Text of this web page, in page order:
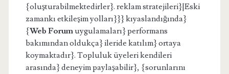
{oluşturabilmektedirler}. reklam stratejileri}|Eski
zamankı etkileşim yolları}}} kıyaslandığında}
{Web Forumuygulamaları} performans
bakımından oldukça} ileride katılım} ortaya
koymaktadır}. Topluluk üyeleri kendileri
arasında} deneyim paylaşabilir}, {sorunlarını